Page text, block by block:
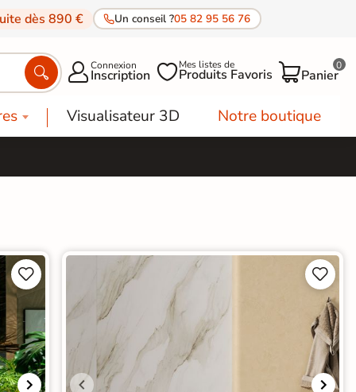
dès 890 € Un conseil ?05 82 95 56 76
 Connexion
Inscription Mes listes de
Produits Favoris Panier
0
Visualisateur 3D Notre boutique

 
